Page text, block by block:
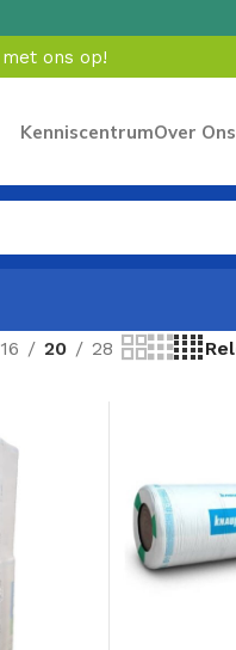
met ons op!
KenniscentrumOver Ons
16 20 28